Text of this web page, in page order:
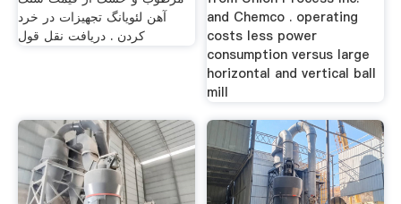
آهن لئویانگ تجهیزات در خرد
کردن . دریافت نقل قول
and Chemco . operating
costs less power
consumption versus large
horizontal and vertical ball
mill